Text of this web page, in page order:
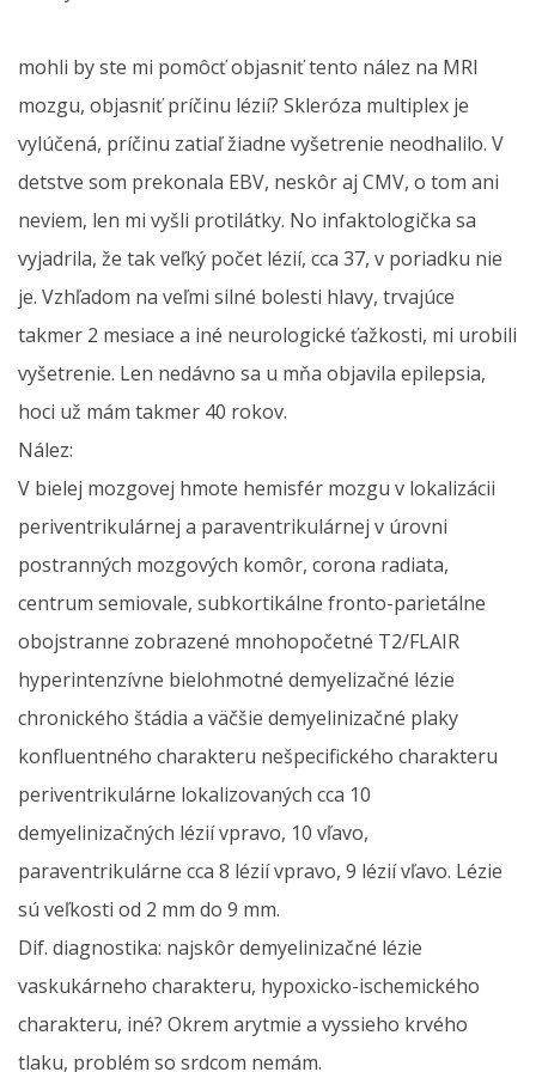
mohli by ste mi pomôcť objasniť tento nález na MRI
mozgu, objasniť príčinu lézií? Skleróza multiplex je
vylúčená, príčinu zatiaľ žiadne vyšetrenie neodhalilo. V
detstve som prekonala EBV, neskôr aj CMV, o tom ani
neviem, len mi vyšli protilátky. No infaktologička sa
vyjadrila, že tak veľký počet lézií, cca 37, v poriadku nie
je. Vzhľadom na veľmi silné bolesti hlavy, trvajúce
takmer 2 mesiace a iné neurologické ťažkosti, mi urobili
vyšetrenie. Len nedávno sa u mňa objavila epilepsia,
hoci už mám takmer 40 rokov.
Nález:
V bielej mozgovej hmote hemisfér mozgu v lokalizácii
periventrikulárnej a paraventrikulárnej v úrovni
postranných mozgových komôr, corona radiata,
centrum semiovale, subkortikálne fronto-parietálne
obojstranne zobrazené mnohopočetné T2/FLAIR
hyperintenzívne bielohmotné demyelizačné lézie
chronického štádia a väčšie demyelinizačné plaky
konfluentného charakteru nešpecifického charakteru
periventrikulárne lokalizovaných cca 10
demyelinizačných lézií vpravo, 10 vľavo,
paraventrikulárne cca 8 lézií vpravo, 9 lézií vľavo. Lézie
sú veľkosti od 2 mm do 9 mm.
Dif. diagnostika: najskôr demyelinizačné lézie
vaskukárneho charakteru, hypoxicko-ischemického
charakteru, iné? Okrem arytmie a vyssieho krvého
tlaku, problém so srdcom nemám.